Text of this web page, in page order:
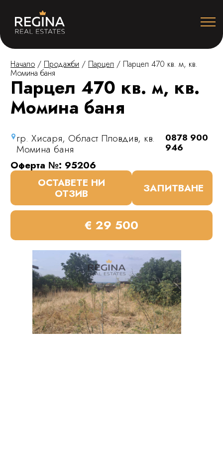
Начало / Продажби / Парцел / Парцел 470 кв. м, кв.
Момина баня
Парцел 470 кв. м, кв.
Момина баня
гр. Хисаря, Област Пловдив, кв.
Момина баня
0878 900
946
Оферта №: 95206
ОСТАВЕТЕ НИ
ОТЗИВ ЗАПИТВАНЕ
€ 29 500